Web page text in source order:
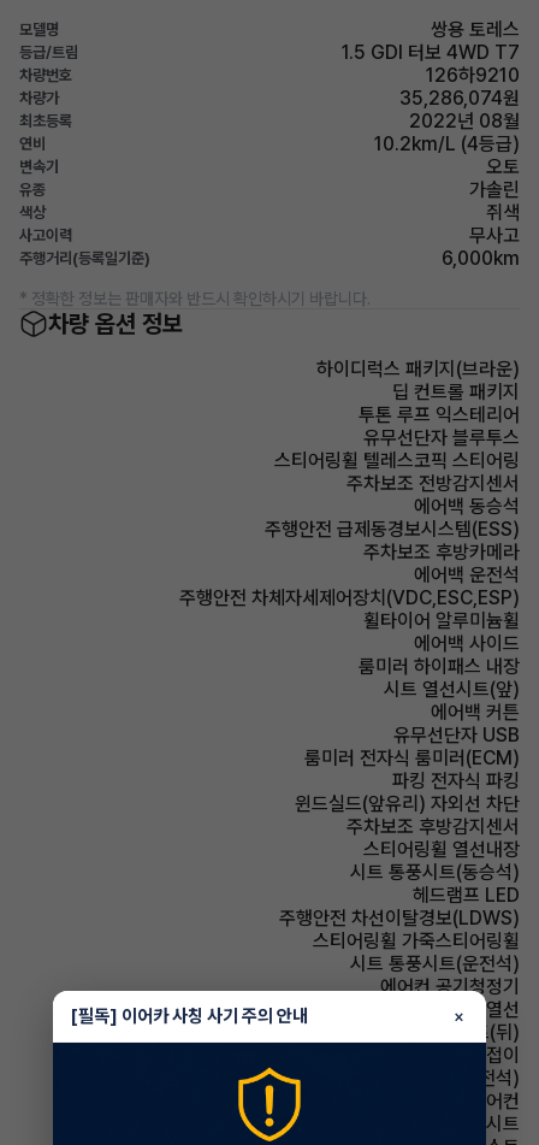
모델명 쌍용 토레스
등급/트림 1.5 GDI 터보 4WD T7
차량번호 126하9210
차량가 35,286,074원
최초등록 2022년 08월
연비 10.2km/L (4등급)
변속기 오토
유종 가솔린
색상 쥐색
사고이력 무사고
주행거리(등록일기준) 6,000km
* 정확한 정보는 판매자와 반드시 확인하시기 바랍니다.
차량 옵션 정보
하이디럭스 패키지(브라운)
딥 컨트롤 패키지
투톤 루프 익스테리어
유무선단자 블루투스
스티어링휠 텔레스코픽 스티어링
주차보조 전방감지센서
에어백 동승석
주행안전 급제동경보시스템(ESS)
주차보조 후방카메라
에어백 운전석
주행안전 차체자세제어장치(VDC,ESC,ESP)
휠타이어 알루미늄휠
에어백 사이드
룸미러 하이패스 내장
시트 열선시트(앞)
에어백 커튼
유무선단자 USB
룸미러 전자식 룸미러(ECM)
파킹 전자식 파킹
윈드실드(앞유리) 자외선 차단
주차보조 후방감지센서
스티어링휠 열선내장
시트 통풍시트(동승석)
헤드램프 LED
주행안전 차선이탈경보(LDWS)
스티어링휠 가죽스티어링휠
시트 통풍시트(운전석)
에어컨 공기청정기
사이드미러 열선
시트 열선시트(뒤)
사이드미러 전동접이
시트 전동시트(운전석)
에어컨 풀오토에어컨
시트 인조가죽시트
[필독] 이어카 사칭 사기 주의 안내 ×